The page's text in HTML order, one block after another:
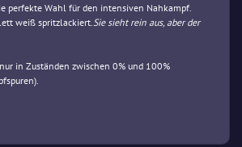
perfekte Wahl für den intensiven Nahkampf.
weiß spritzlackiert.Sie sieht rein aus, aber der
in Zuständen zwischen 0% und 100%